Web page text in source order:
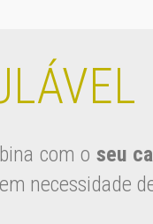
com o seu
necessidade